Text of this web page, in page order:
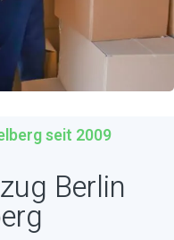
seit 2009
Berlin